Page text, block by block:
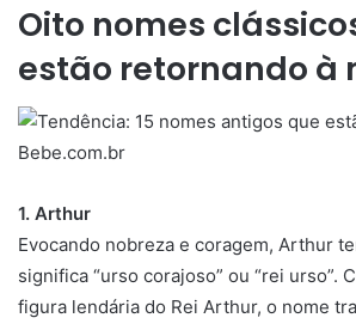
Oito nomes
estão retornando à
1. Arthur
Evocando nobreza e coragem, Arthur
significa “urso corajoso” ou “rei urso”.
figura lendária do Rei Arthur, o nome